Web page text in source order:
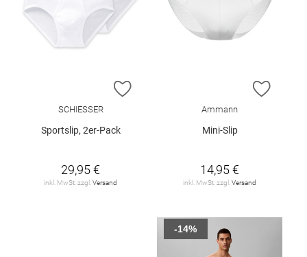
ZUR WUNSCHLISTE HINZUFÜGEN
SCHIESSER
Sportslip, 2er-Pack
29,95 €
inkl. MwSt. zzgl. Versand
ZUR
Ammann
Mini-Slip
14,95 €
inkl. MwSt. zzgl. Versand
-14%